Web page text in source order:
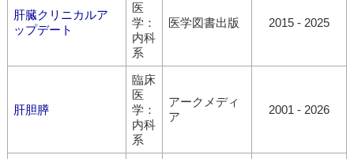
肝臓クリニカルア
ップデート
医
学：
内科
系
医学図書出版 2015 - 2025
肝胆膵
臨床
医
学：
内科
系
アークメディ
ア
2001 - 2026